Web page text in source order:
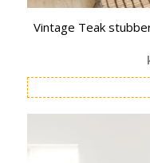
Vintage Teak